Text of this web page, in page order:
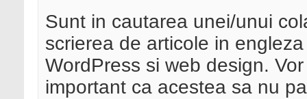
Sunt in cautarea unei/unui
scrierea de articole in
WordPress si web design.
important ca acestea sa nu